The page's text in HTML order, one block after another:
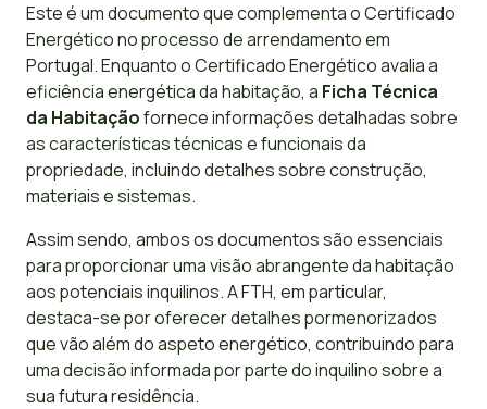
Este é um documento que complementa o Certificado
Energético no processo de arrendamento em
Portugal. Enquanto o Certificado Energético avalia a
eficiência energética da habitação, a Ficha Técnica
da Habitaçãofornece informações detalhadas sobre
as características técnicas e funcionais da
propriedade, incluindo detalhes sobre construção,
materiais e sistemas.
Assim sendo, ambos os documentos são essenciais
para proporcionar uma visão abrangente da habitação
aos potenciais inquilinos. A FTH, em particular,
destaca-se por oferecer detalhes pormenorizados
que vão além do aspeto energético, contribuindo para
uma decisão informada por parte do inquilino sobre a
sua futura residência.